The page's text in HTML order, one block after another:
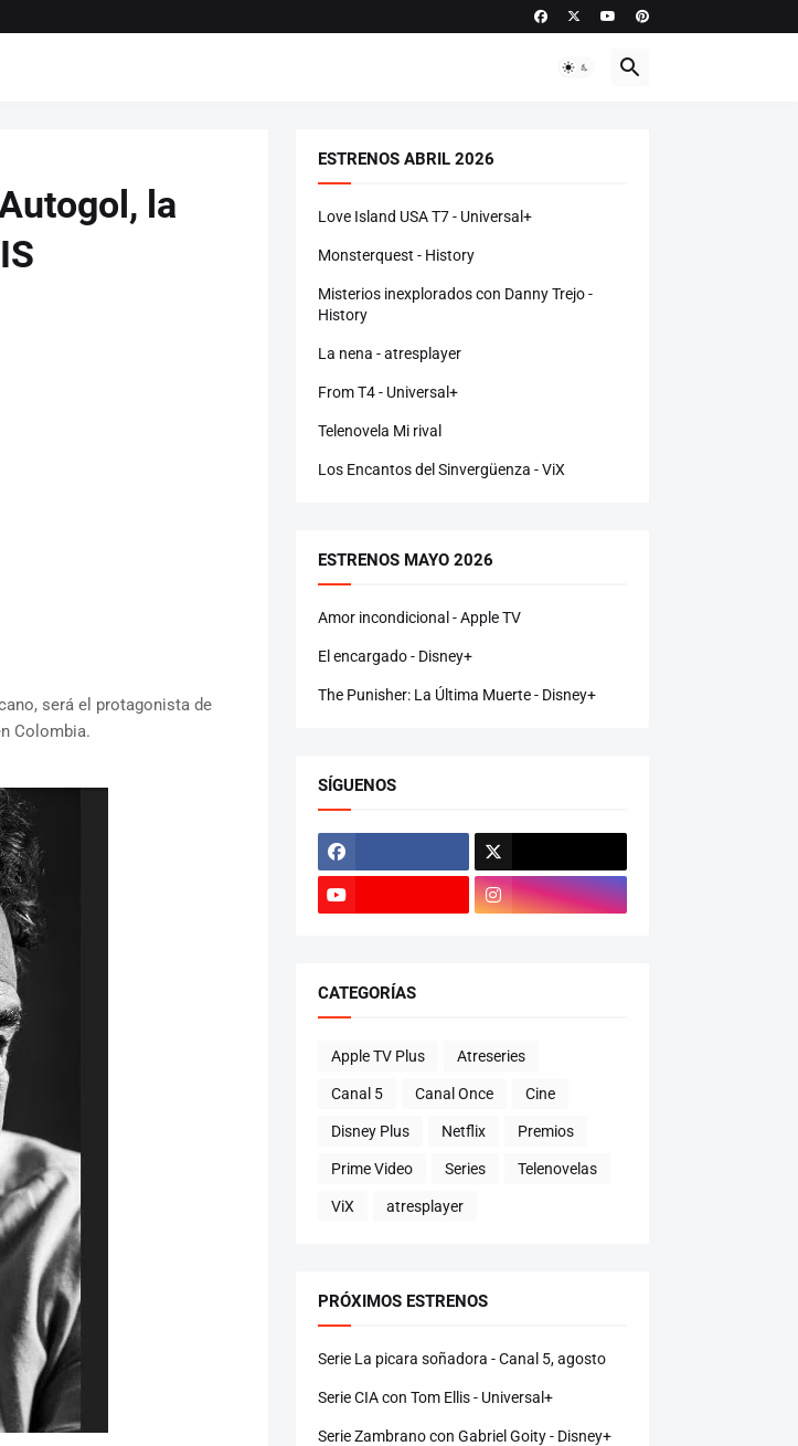
la
será el protagonista de
Colombia.
ESTRENOS ABRIL 2026
Love Island USA T7 - Universal+
Monsterquest - History
Misterios inexplorados con Danny Trejo -
History
La nena - atresplayer
From T4 - Universal+
Telenovela Mi rival
Los Encantos del Sinvergüenza - ViX
ESTRENOS MAYO 2026
Amor incondicional - Apple TV
El encargado - Disney+
The Punisher: La Última Muerte - Disney+
SÍGUENOS
CATEGORÍAS
Apple TV Plus Atreseries
Canal 5 Canal Once Cine
Disney Plus Netflix Premios
Prime Video Series Telenovelas
ViX atresplayer
PRÓXIMOS ESTRENOS
Serie La picara soñadora - Canal 5, agosto
Serie CIA con Tom Ellis - Universal+
Serie Zambrano con Gabriel Goity - Disney+